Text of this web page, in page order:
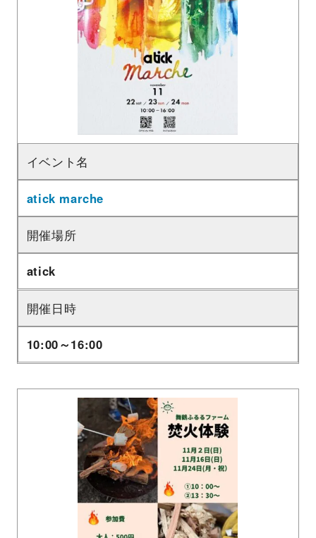
イベント名
atick marche
開催場所
atick
開催日時
10:00～16:00